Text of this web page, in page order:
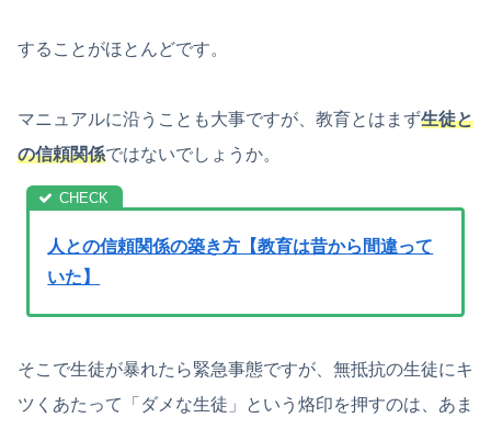
することがほとんどです。
マニュアルに沿うことも大事ですが、教育とはまず生徒と
の信頼関係ではないでしょうか。
人との信頼関係の築き方【教育は昔から間違って
いた】
そこで生徒が暴れたら緊急事態ですが、無抵抗の生徒にキ
ツくあたって「ダメな生徒」という烙印を押すのは、あま